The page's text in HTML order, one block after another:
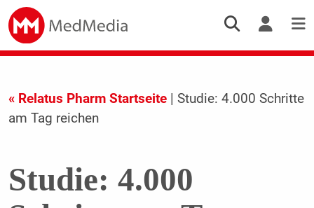
« Relatus Pharm Startseite| Studie: 4.000 Schritte
am Tag reichen
Studie: 4.000